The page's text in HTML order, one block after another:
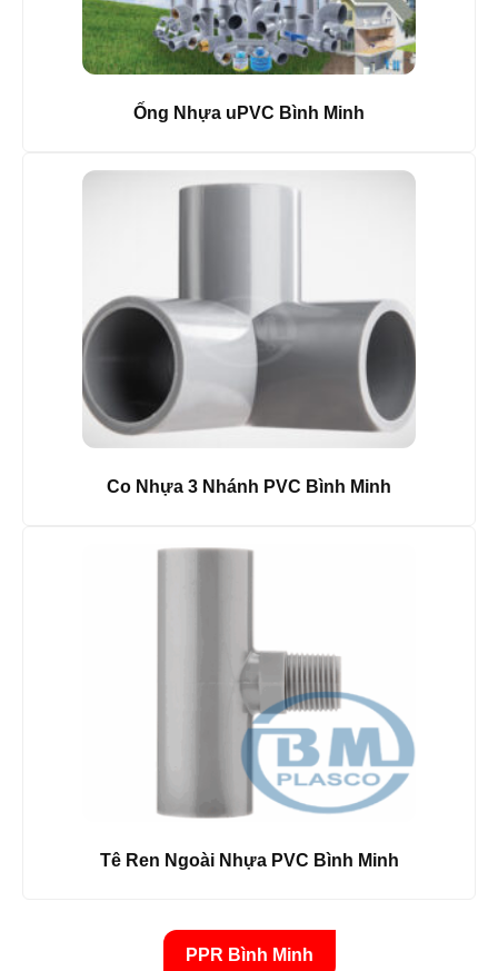
Ống Nhựa uPVC Bình Minh
Co Nhựa 3 Nhánh PVC Bình Minh
Tê Ren Ngoài Nhựa PVC Bình Minh
PPR Bình Minh